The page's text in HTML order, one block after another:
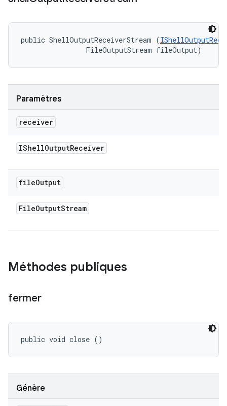
public ShellOutputReceiverStream (
                FileOutputStream fileOutput)
Paramètres
receiver
IShellOutputReceiver
fileOutput
FileOutputStream
Méthodes publiques
fermer
public void close ()
Génère